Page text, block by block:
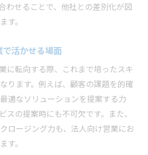
わせることで、他社との差別化が図
す。
活かせる場面
に転向する際、これまで培ったスキ
ります。例えば、顧客の課題を的確
適なソリューションを提案する力
スの提案時にも不可欠です。また、
ロージング力も、法人向け営業にお
す。